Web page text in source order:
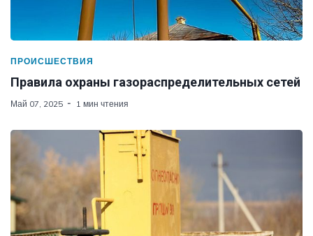
ПРОИСШЕСТВИЯ
Правила охраны газораспределительных сетей
Май 07, 2025 1 мин чтения